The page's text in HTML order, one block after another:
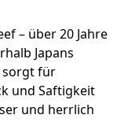
– über 20 Jahre
Japans
sorgt für
und Saftigkeit
und herrlich